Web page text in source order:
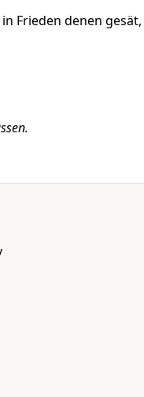
Frieden denen gesät,